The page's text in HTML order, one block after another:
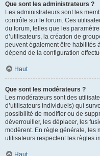
Que sont les administrateurs ?
Les administrateurs sont les
contrôle sur le forum. Ces
du forum, telles que les
d’utilisateurs, la création de
peuvent également être habilités
dépend de la configuration
Haut
Que sont les modérateurs ?
Les modérateurs sont des
d’utilisateurs individuels) qui
possibilité de modifier ou de
déverrouiller, les déplacer, les
modèrent. En règle générale, les
utilisateurs respectent les règles